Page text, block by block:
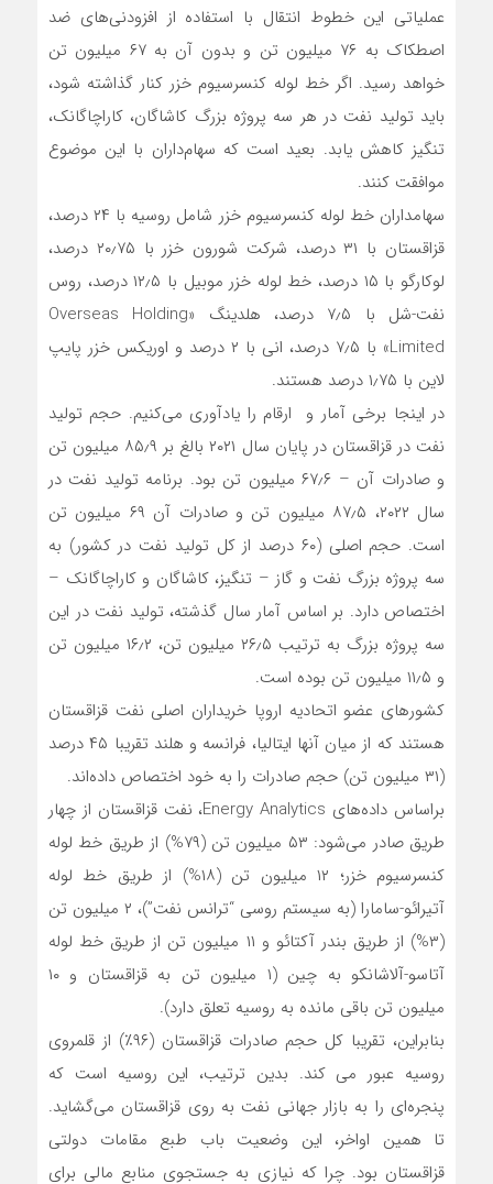
عملیاتی این خطوط انتقال با استفاده از افزودنی‌های ضد
اصطکاک به ۷۶ میلیون تن و بدون آن به ۶۷ میلیون تن
خواهد رسید. اگر خط لوله کنسرسیوم خزر کنار گذاشته شود،
باید تولید نفت در هر سه پروژه بزرگ کاشاگان، کاراچاگانک،
تنگیز کاهش یابد. بعید است که سهام‌داران با این موضوع
موافقت کنند.
سهامداران خط لوله کنسرسیوم خزر شامل روسیه با ۲۴ درصد،
قزاقستان با ۳۱ درصد، شرکت شورون خزر با ۲۰٫۷۵ درصد،
لوکارگو با ۱۵ درصد، خط لوله خزر موبیل با ۱۲٫۵ درصد، روس
نفت-شل با ۷٫۵ درصد، هلدینگ «Overseas Holding
Limited» با ۷٫۵ درصد، انی با ۲ درصد و اوریکس خزر پایپ
لاین با ۱٫۷۵ درصد هستند.
در اینجا برخی آمار و ارقام را یادآوری می‌کنیم. حجم تولید
نفت در قزاقستان در پایان سال ۲۰۲۱ بالغ بر ۸۵٫۹ میلیون تن
و صادرات آن – ۶۷٫۶ میلیون تن بود. برنامه تولید نفت در
سال ۲۰۲۲، ۸۷٫۵ میلیون تن و صادرات آن ۶۹ میلیون تن
است. حجم اصلی (۶۰ درصد از کل تولید نفت در کشور) به
سه پروژه بزرگ نفت و گاز – تنگیز، کاشاگان و کاراچاگانک –
اختصاص دارد. بر اساس آمار سال گذشته، تولید نفت در این
سه پروژه بزرگ به ترتیب ۲۶٫۵ میلیون تن، ۱۶٫۲ میلیون تن
و ۱۱٫۵ میلیون تن بوده است.
کشورهای عضو اتحادیه اروپا خریداران اصلی نفت قزاقستان
هستند که از میان آنها ایتالیا، فرانسه و هلند تقریبا ۴۵ درصد
(۳۱ میلیون تن) حجم صادرات را به خود اختصاص داده‌اند.
براساس داده‌های Energy Analytics، نفت قزاقستان از چهار
طریق صادر می‌شود: ۵۳ میلیون تن (۷۹%) از طریق خط لوله
کنسرسیوم خزر؛ ۱۲ میلیون تن (۱۸%) از طریق خط لوله
آتیرائو-سامارا (به سیستم روسی “ترانس نفت”)، ۲ میلیون تن
(۳%) از طریق بندر آکتائو و ۱۱ میلیون تن از طریق خط لوله
آتاسو-آلاشانکو به چین (۱ میلیون تن به قزاقستان و ۱۰
میلیون تن باقی مانده به روسیه تعلق دارد).
بنابراین، تقریبا کل حجم صادرات قزاقستان (۹۶٪) از قلمروی
روسیه عبور می کند. بدین ترتیب، این روسیه است که
پنجره‌ای را به بازار جهانی نفت به روی قزاقستان می‌گشاید.
تا همین اواخر، این وضعیت باب طبع مقامات دولتی
قزاقستان بود. چرا که نیازی به جستجوی منابع مالی برای